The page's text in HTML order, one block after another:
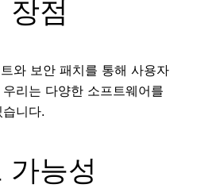
장점
와 보안 패치를 통해 사용자
리는 다양한 소프트웨어를
니다.
가능성